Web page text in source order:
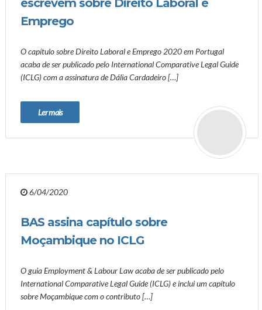
escrevem sobre Direito Laboral e
Emprego
O capítulo sobre Direito Laboral e Emprego 2020 em Portugal
acaba de ser publicado pelo International Comparative Legal Guide
(ICLG) com a assinatura de Dália Cardadeiro […]
Ler mais
6/04/2020
BAS assina capítulo sobre
Moçambique no ICLG
O guia Employment & Labour Law acaba de ser publicado pelo
International Comparative Legal Guide (ICLG) e inclui um capítulo
sobre Moçambique com o contributo […]